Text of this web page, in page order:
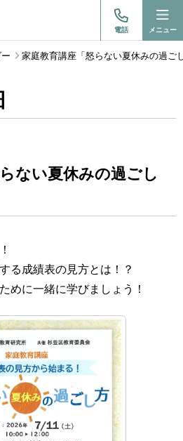
電話 メニュー
家庭教育講座「怒らない夏休みの過ご
ない夏休みの過ごし
る成績表の見方とは！？
めに一緒に学びましょう！